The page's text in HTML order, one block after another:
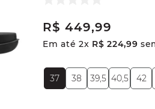
R$ 449,99
Em até 2x R$ 224,99
37 38 39,5 40,5 42